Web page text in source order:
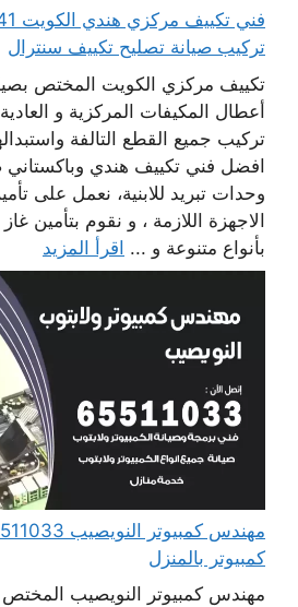
تركيب صيانة تصليح تكييف سنترال
تكييف مركزي الكويت المختص
أعطال المكيفات المركزية و
تركيب جميع القطع التالفة
افضل فني تكييف هندي وباكستاني
وحدات تبريد للابنية، نعمل على
الاجهزة اللازمة ، و نقوم بتأمين
بأنواع متنوعة و ... اقرأ المزيد
كمبيوتر بالمنزل
مهندس كمبيوتر النويصيب المختص